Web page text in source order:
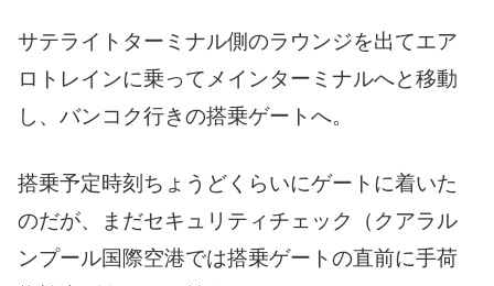
サテライトターミナル側のラウンジを出てエア
ロトレインに乗ってメインターミナルへと移動
し、バンコク行きの搭乗ゲートへ。
搭乗予定時刻ちょうどくらいにゲートに着いた
のだが、まだセキュリティチェック（クアラル
ンプール国際空港では搭乗ゲートの直前に手荷